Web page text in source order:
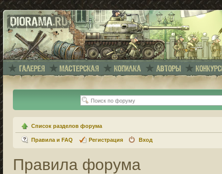
Список разделов форума
Правила и FAQ Регистрация Вход
Правила форума